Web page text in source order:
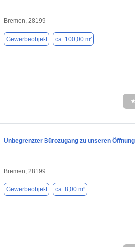
Bremen, 28199
Gewerbeobjekt ca. 100,00 m²
★
Unbegrenzter Bürozugang zu unseren
Bremen, 28199
Gewerbeobjekt ca. 8,00 m²